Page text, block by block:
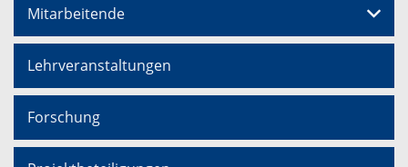
Mitarbeitende
Lehrveranstaltungen
Forschung